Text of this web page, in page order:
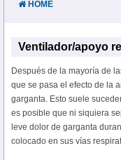
HOME
Ventilador/apoyo
Después de la mayoría de
que se pasa el efecto de la
garganta. Esto suele
es posible que ni siquiera
leve dolor de garganta
colocado en sus vías